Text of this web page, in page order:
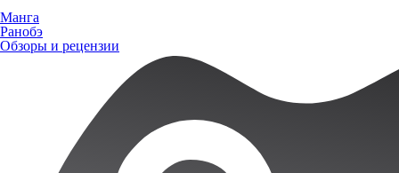
Манга
Ранобэ
Обзоры и рецензии